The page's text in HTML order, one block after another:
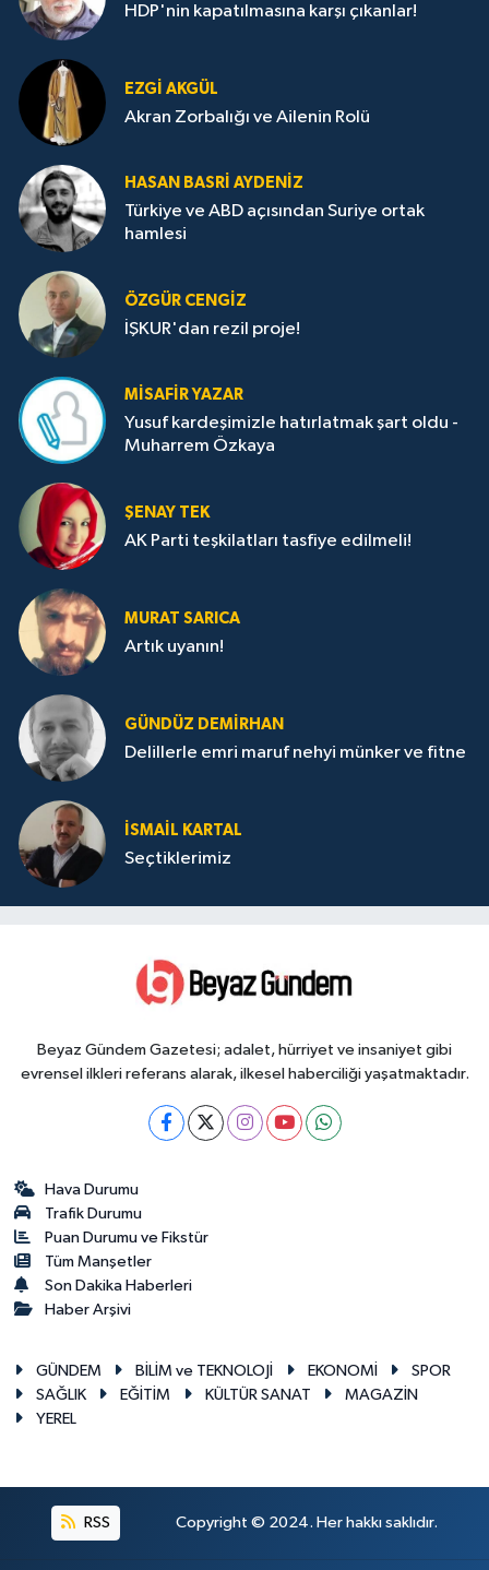
HDP'nin kapatılmasına karşı çıkanlar!
EZGI AKGÜL
Akran Zorbalığı ve Ailenin Rolü
HASAN BASRI AYDENIZ
Türkiye ve ABD açısından Suriye ortak
hamlesi
ÖZGÜR CENGIZ
İŞKUR'dan rezil proje!
MISAFIR YAZAR
Yusuf kardeşimizle hatırlatmak şart oldu -
Muharrem Özkaya
ŞENAY TEK
AK Parti teşkilatları tasfiye edilmeli!
MURAT SARICA
Artık uyanın!
GÜNDÜZ DEMIRHAN
Delillerle emri maruf nehyi münker ve fitne
İSMAIL KARTAL
Seçtiklerimiz
Beyaz Gündem Gazetesi; adalet, hürriyet ve insaniyet gibi
evrensel ilkleri referans alarak, ilkesel haberciliği yaşatmaktadır.
Hava Durumu
Trafik Durumu
Puan Durumu ve Fikstür
Tüm Manşetler
Son Dakika Haberleri
Haber Arşivi
GÜNDEM BİLİM ve TEKNOLOJİ EKONOMİ
SPOR
SAĞLIK
EĞİTİM KÜLTÜR SANAT
MAGAZİN
YEREL
RSS Copyright © 2024. Her hakkı saklıdır.